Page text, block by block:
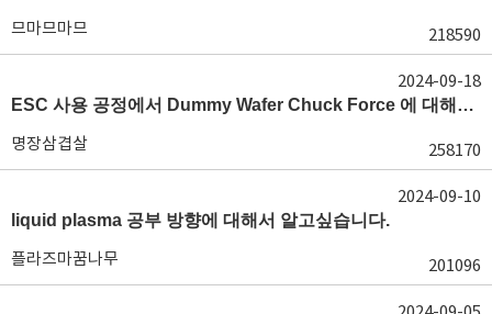
므마므마므 218590
ESC 사용 공정에서 Dummy Wafer Chuck Force 에 대해서 궁급합니다
명장삼겹살 258170
2024-09-18
liquid plasma 공부 방향에 대해서 알고싶습니다.
플라즈마꿈나무 201096
2024-09-10